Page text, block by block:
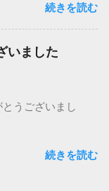
の野牛で、肩が盛
パバイソンと、
ローともよばれ
す。（メーカー
世界の圧雪車市場
格バイソンかエ
ボーラー社（代表
キー場の営業状況
て発信します。今
ます。
続きを読む
いました
うございまし
続きを読む